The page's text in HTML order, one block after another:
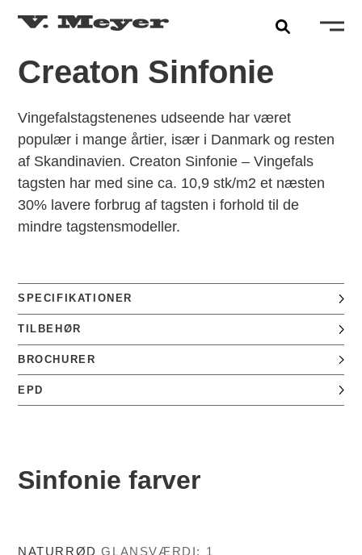
Creaton Sinfonie
Vingefalstagstenenes udseende har været
populær i mange årtier, især i Danmark og resten
af Skandinavien. Creaton Sinfonie – Vingefals
tagsten har med sine ca. 10,9 stk/m2 et næsten
30% lavere forbrug af tagsten i forhold til de
mindre tagstensmodeller.
SPECIFIKATIONER
TILBEHØR
BROCHURER
EPD
Sinfonie farver
NATURRØD GLANSVÆRDI: 1